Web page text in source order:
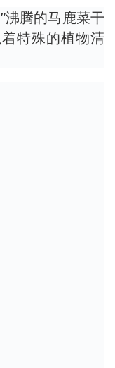
沸腾的马鹿菜干
特殊的植物清